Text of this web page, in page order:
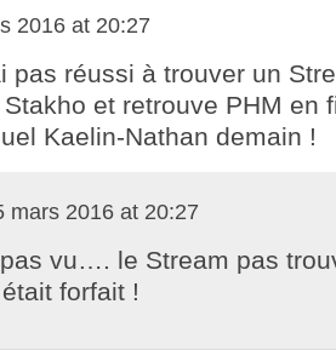
2016 at 20:27
pas réussi à trouver un
et retrouve PHM en
Kaelin-Nathan demain !
mars 2016 at 20:27
vu…. le Stream pas
forfait !